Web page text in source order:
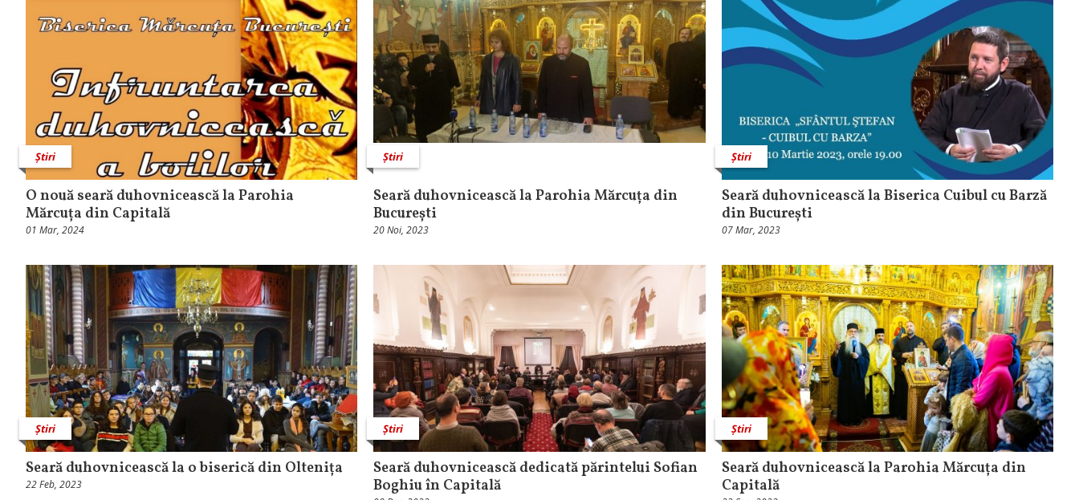
Știri
O nouă seară duhovnicească la Parohia
Mărcuța din Capitală
01 Mar, 2024
Știri
Seară duhovnicească la Parohia Mărcuța din
București
20 Noi, 2023
Știri
Seară duhovnicească la Biserica Cuibul cu Barză
din București
07 Mar, 2023
Știri
Seară duhovnicească la o biserică din Oltenița
22 Feb, 2023
Știri
Seară duhovnicească dedicată părintelui Sofian
Boghiu în Capitală
Știri
Seară duhovnicească la Parohia Mărcuța din
Capitală